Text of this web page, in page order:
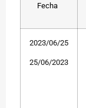
Fecha
2023/06/25
25/06/2023